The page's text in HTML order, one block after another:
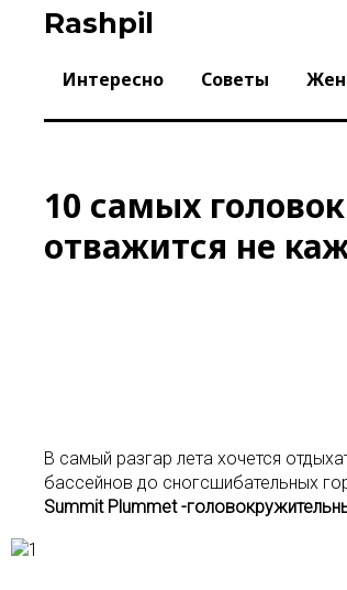
Rashpil
Интересно Советы
10 самых
отважится не
В самый разгар лета хочется
бассейнов до сногсшибательных
Summit Plummet -